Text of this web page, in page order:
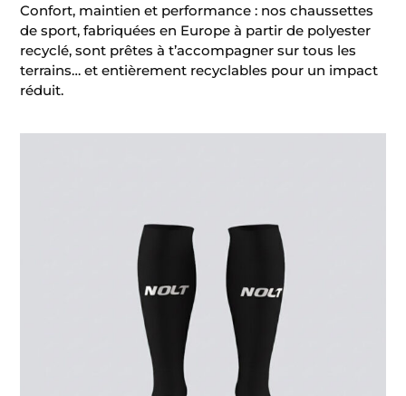
Confort, maintien et performance : nos chaussettes
de sport, fabriquées en Europe à partir de polyester
recyclé, sont prêtes à t’accompagner sur tous les
terrains… et entièrement recyclables pour un impact
réduit.